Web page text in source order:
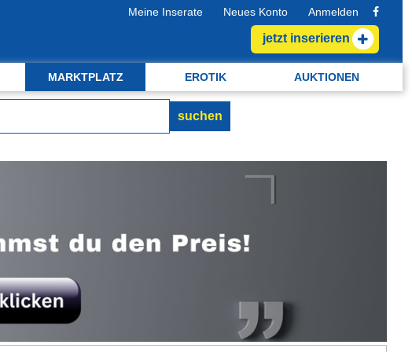
Meine Inserate Neues Konto Anmelden
jetzt inserieren
MARKTPLATZ EROTIK AUKTIONEN
suchen